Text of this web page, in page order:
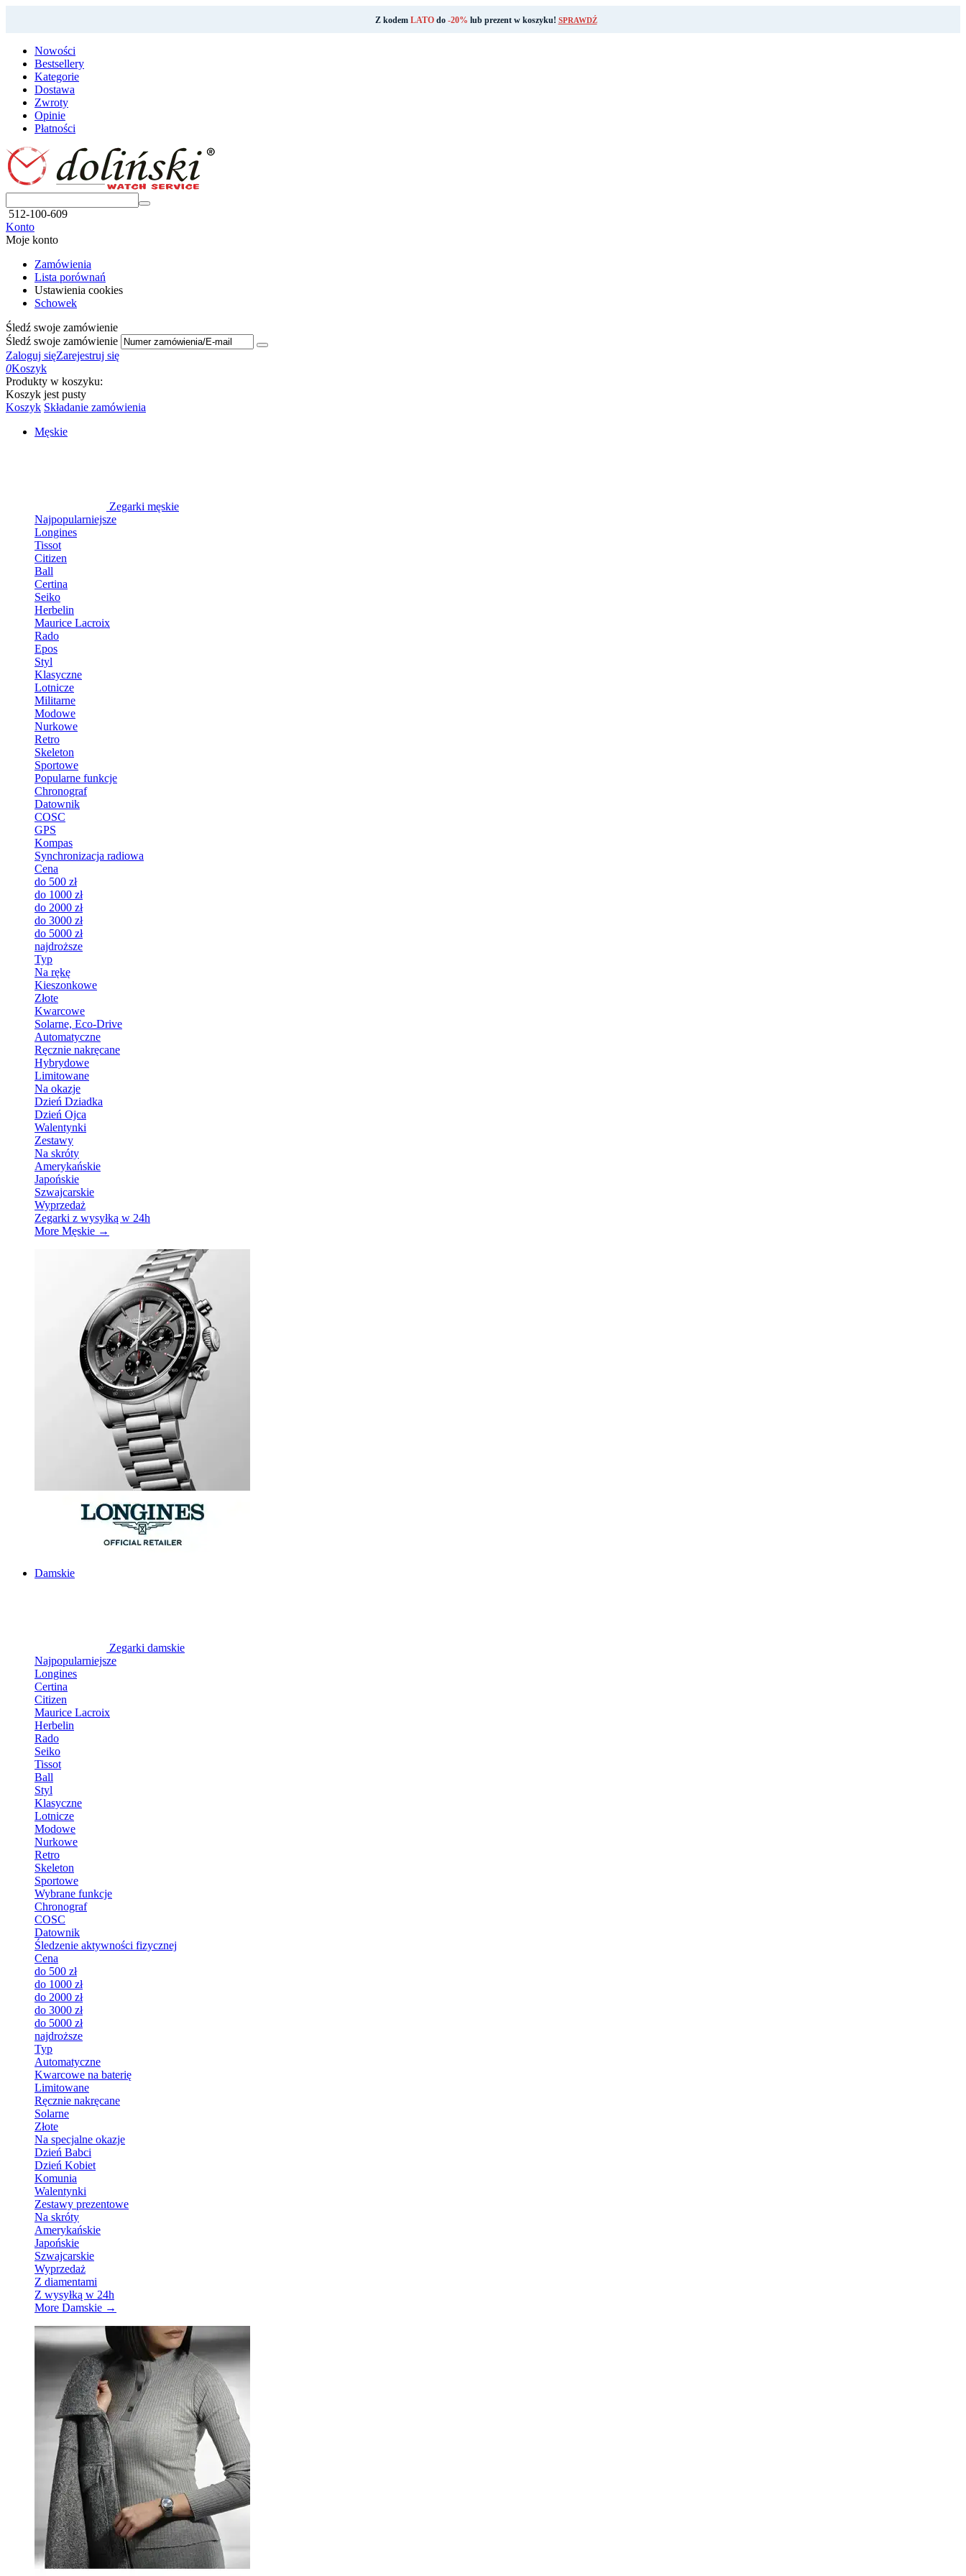
Z kodem LATOdo -20% lub prezent w koszyku! SPRAWDŹ
Nowości
Bestsellery
Kategorie
Dostawa
Zwroty
Opinie
Płatności
512-100-609
Konto
Moje konto
Zamówienia
Lista porównań
Ustawienia cookies
Schowek
Śledź swoje zamówienie
Śledź swoje zamówienie
Zaloguj sięZarejestruj się
0Koszyk
Produkty w koszyku:
Koszyk jest pusty
Koszyk Składanie zamówienia
Męskie
Zegarki męskie
Najpopularniejsze
Longines
Tissot
Citizen
Ball
Certina
Seiko
Herbelin
Maurice Lacroix
Rado
Epos
Styl
Klasyczne
Lotnicze
Militarne
Modowe
Nurkowe
Retro
Skeleton
Sportowe
Popularne funkcje
Chronograf
Datownik
COSC
GPS
Kompas
Synchronizacja radiowa
Cena
do 500 zł
do 1000 zł
do 2000 zł
do 3000 zł
do 5000 zł
najdroższe
Typ
Na rękę
Kieszonkowe
Złote
Kwarcowe
Solarne, Eco-Drive
Automatyczne
Ręcznie nakręcane
Hybrydowe
Limitowane
Na okazje
Dzień Dziadka
Dzień Ojca
Walentynki
Zestawy
Na skróty
Amerykańskie
Japońskie
Szwajcarskie
Wyprzedaż
Zegarki z wysyłką w 24h
More Męskie →
Damskie
Zegarki damskie
Najpopularniejsze
Longines
Certina
Citizen
Maurice Lacroix
Herbelin
Rado
Seiko
Tissot
Ball
Styl
Klasyczne
Lotnicze
Modowe
Nurkowe
Retro
Skeleton
Sportowe
Wybrane funkcje
Chronograf
COSC
Datownik
Śledzenie aktywności fizycznej
Cena
do 500 zł
do 1000 zł
do 2000 zł
do 3000 zł
do 5000 zł
najdroższe
Typ
Automatyczne
Kwarcowe na baterię
Limitowane
Ręcznie nakręcane
Solarne
Złote
Na specjalne okazje
Dzień Babci
Dzień Kobiet
Komunia
Walentynki
Zestawy prezentowe
Na skróty
Amerykańskie
Japońskie
Szwajcarskie
Wyprzedaż
Z diamentami
Z wysyłką w 24h
More Damskie →